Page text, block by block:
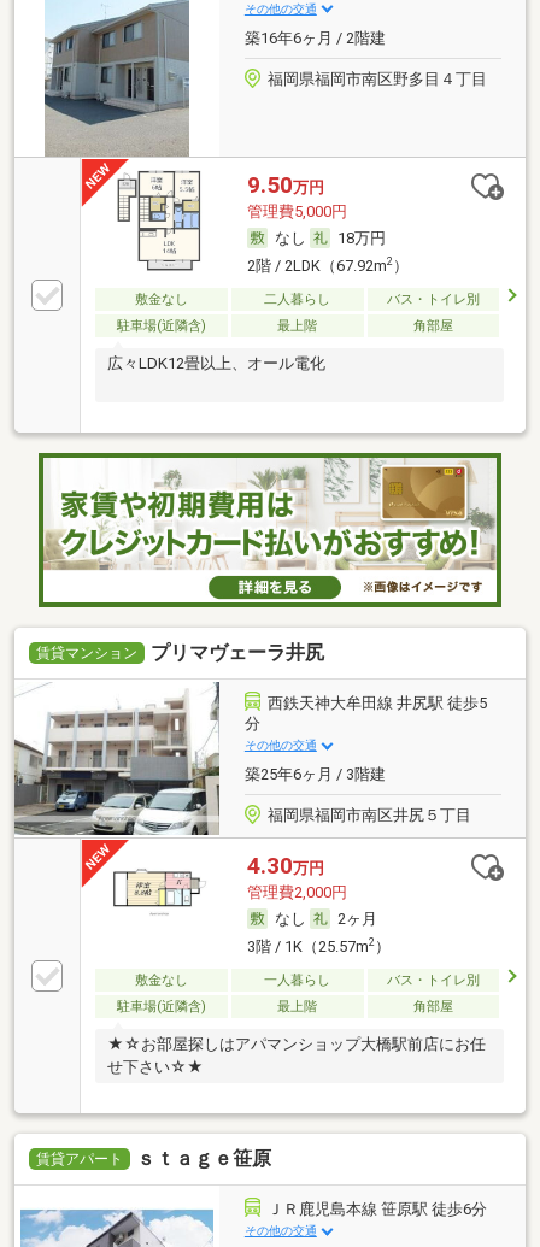
その他の交通
築16年6ヶ月 / 2階建
福岡県福岡市南区野多目４丁目
9.50万円
管理費5,000円
なし
18万円
2階 / 2LDK（67.92m2）
敷金なし 二人暮らし
バス・トイレ別
駐車場(近隣含)
最上階 角部屋
広々LDK12畳以上、オール電化
賃貸マンション プリマヴェーラ井尻
西鉄天神大牟田線 井尻駅 徒歩5
分
その他の交通
築25年6ヶ月 / 3階建
福岡県福岡市南区井尻５丁目
4.30万円
管理費2,000円
なし
2ヶ月
3階 / 1K（25.57m2）
敷金なし 一人暮らし
バス・トイレ別
駐車場(近隣含)
最上階 角部屋
★☆お部屋探しはアパマンショップ大橋駅前店にお任
せ下さい☆★
賃貸アパート ｓｔａｇｅ笹原
ＪＲ鹿児島本線 笹原駅 徒歩6分
その他の交通